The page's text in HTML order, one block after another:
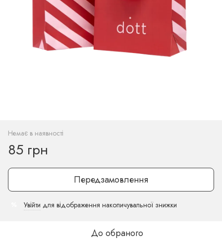
Немає в наявності
85 грн
Передзамовлення
Увійти для відображення накопичувальної знижки
До обраного